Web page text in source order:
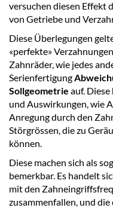
versuchen diesen Effekt
von Getriebe und
Diese Überlegungen
«perfekte»
Zahnräder, wie jedes
Serienfertigung
Sollgeometrie auf.
und Auswirkungen, wie
Anregung durch den
Störgrössen, die zu
können.
Diese machen sich als
bemerkbar. Es handelt
mit den
zusammenfallen, und die